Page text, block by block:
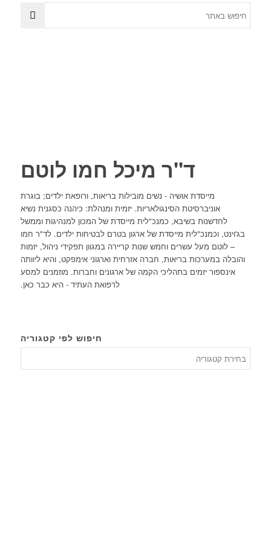
ד"ר מיכל חמו לוטם
מייסדת אושיה - נשים מובילות בריאות, ורופאת ילדים; בוגרת
אוניברסיטת הסינגולאריות. יזמית ומנהלת: כיהנה כסגנית נשיא
לחדשנות בשיבא, כמנכ"לית מייסדת של המכון למנהיגות וממשל
בג'וינט, וכמנכ"לית מייסדת של ארגון בטרם לבטיחות ילדים. לד"ר חמו
– לוטם מעל עשרים וחמש שנות קריירה במגוון תפקידי ניהול, יזמות
והובלה במערכות בריאות, חברה אזרחית וארגוני אימפקט, והיא ליוותה
אינספור יזמים בתהליכי הקמה של ארגונים וחברות. מוזמנים למסע
לרפואת העתיד - היא כבר כאן.
חיפוש לפי קטגוריה